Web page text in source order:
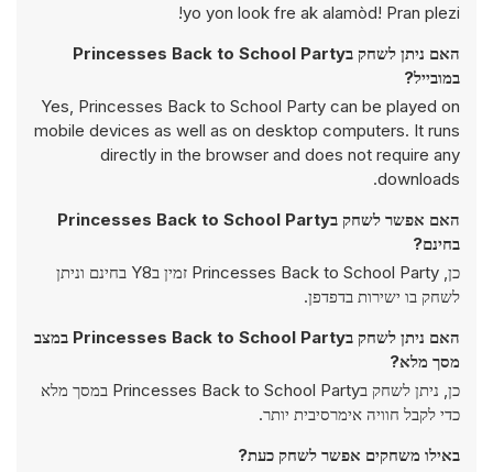
yo yon look fre ak alamòd! Pran plezi!
האם ניתן לשחק בPrincesses Back to School Party
במובייל?
Yes, Princesses Back to School Party can be played on
mobile devices as well as on desktop computers. It runs
directly in the browser and does not require any
downloads.
האם אפשר לשחק בPrincesses Back to School Party
בחינם?
כן, Princesses Back to School Party זמין בY8 בחינם וניתן
לשחק בו ישירות בדפדפן.
האם ניתן לשחק בPrincesses Back to School Party במצב
מסך מלא?
כן, ניתן לשחק בPrincesses Back to School Party במסך מלא
כדי לקבל חוויה אימרסיבית יותר.
באילו משחקים אפשר לשחק כעת?